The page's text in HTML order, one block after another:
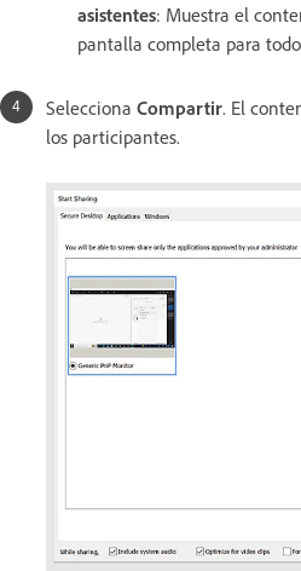
asistentes: Muestra el
pantalla completa para
Selecciona Compartir. El
los participantes.